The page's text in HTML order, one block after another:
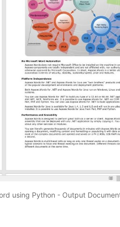
using Python - Output